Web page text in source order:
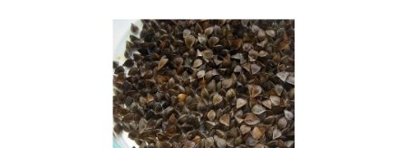
KRÁLÍCI A HLODAVCI